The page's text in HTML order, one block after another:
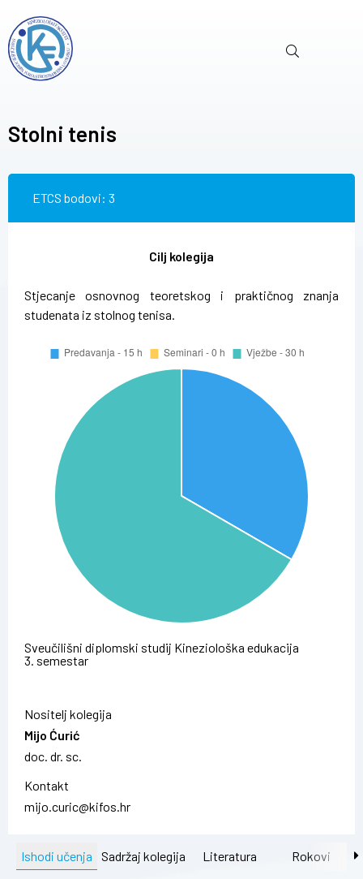
Stolni tenis
ETCS bodovi: 3
Cilj kolegija
Stjecanje osnovnog teoretskog i praktičnog znanja
studenata iz stolnog tenisa.
Sveučilišni diplomski studij Kineziološka edukacija
3. semestar
Nositelj kolegija
Mijo Ćurić
doc. dr. sc.
Kontakt
mijo.curic@kifos.hr
Ishodi učenja Sadržaj kolegija Literatura Rokovi